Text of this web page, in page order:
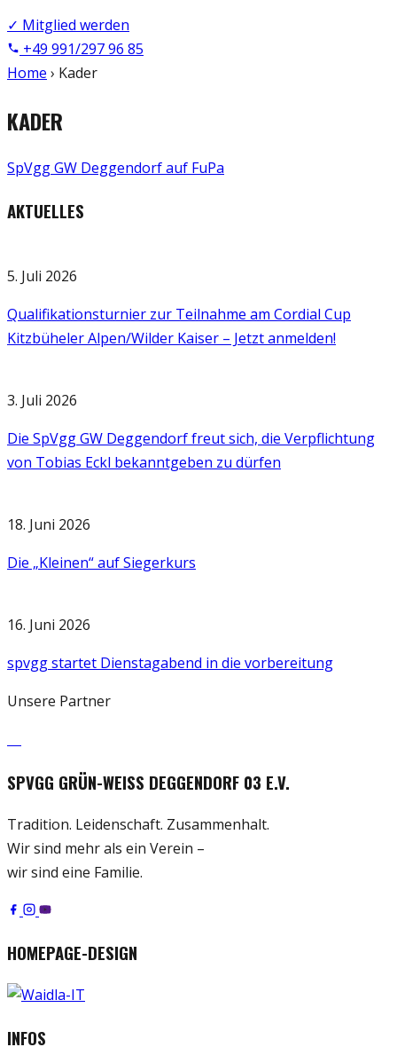
✓ Mitglied werden
+49 991/297 96 85
Home › Kader
KADER
SpVgg GW Deggendorf auf FuPa
AKTUELLES
5. Juli 2026
Qualifikationsturnier zur Teilnahme am Cordial Cup
Kitzbüheler Alpen/Wilder Kaiser – Jetzt anmelden!
3. Juli 2026
Die SpVgg GW Deggendorf freut sich, die Verpflichtung
von Tobias Eckl bekanntgeben zu dürfen
18. Juni 2026
Die „Kleinen“ auf Siegerkurs
16. Juni 2026
spvgg startet Dienstagabend in die vorbereitung
Unsere Partner
SPVGG GRÜN-WEISS DEGGENDORF 03 E.V.
Tradition. Leidenschaft. Zusammenhalt.
Wir sind mehr als ein Verein –
wir sind eine Familie.
HOMEPAGE-DESIGN
INFOS